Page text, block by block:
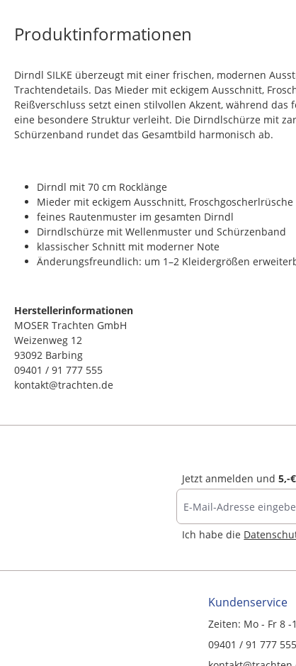
Produktinformationen
Dirndl SILKE überzeugt mit einer frischen, modernen
Trachtendetails. Das Mieder mit eckigem Ausschnitt,
Reißverschluss setzt einen stilvollen Akzent, während das
eine besondere Struktur verleiht. Die Dirndlschürze mit
Schürzenband rundet das Gesamtbild harmonisch ab.
Dirndl mit 70 cm Rocklänge
Mieder mit eckigem Ausschnitt,
feines Rautenmuster im gesamten Dirndl
Dirndlschürze mit Wellenmuster und Schürzenband
klassischer Schnitt mit moderner Note
Änderungsfreundlich: um 1–2 Kleidergrößen
Herstellerinformationen
MOSER Trachten GmbH
Weizenweg 12
93092 Barbing
09401 / 91 777 555
kontakt@trachten.de
Jetzt anmelden und5,-
Ich habe die
Kundenservice
Zeiten: Mo - Fr 8 -
09401 / 91 777 555